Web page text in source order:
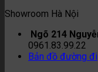
Showroom Hà Nội
Ngõ 214
0961.83.99.22
Bản đồ đường đi